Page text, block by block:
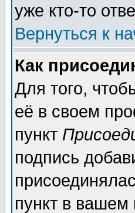
уже кто-то
Вернуться к
Как
Для того,
её в своем
пункт
подпись
пункт в